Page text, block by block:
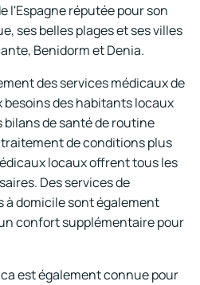
l'Espagne réputée pour son
ses belles plages et ses villes
Benidorm et Denia.
des services médicaux de
des habitants locaux
de santé de routine
de conditions plus
locaux offrent tous les
Des services de
à domicile sont également
confort supplémentaire pour
est également connue pour